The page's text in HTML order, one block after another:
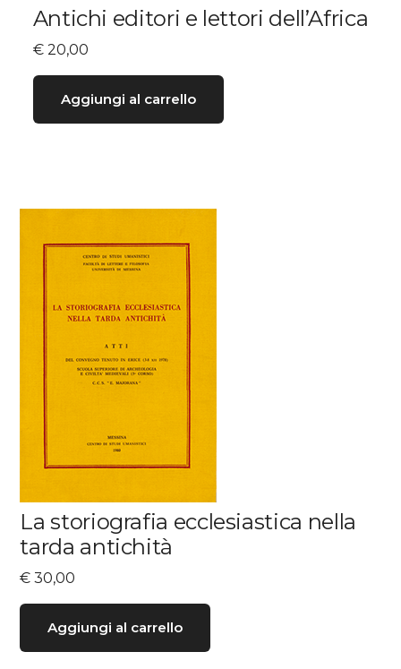
Antichi editori e lettori dell’Africa
€20,00
Aggiungi al carrello
La storiografia ecclesiastica nella
tarda antichità
€ 30,00
Aggiungi al carrello